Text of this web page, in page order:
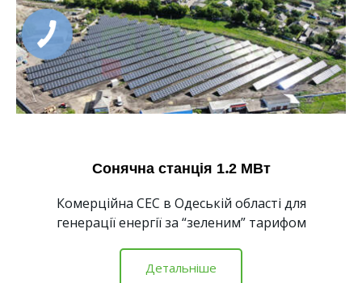
Сонячна станція 1.2 МВт
Комерційна СЕС в Одеській області для
генерації енергії за “зеленим” тарифом
Детальніше
КНОПКА
ЗВ'ЯЗКУ